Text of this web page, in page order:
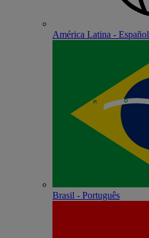
América Latina - Español
Brasil - Português